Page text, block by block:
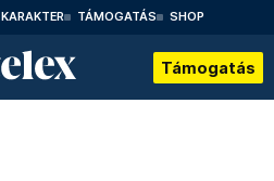
KARAKTER TÁMOGATÁS SHOP
Támogatás